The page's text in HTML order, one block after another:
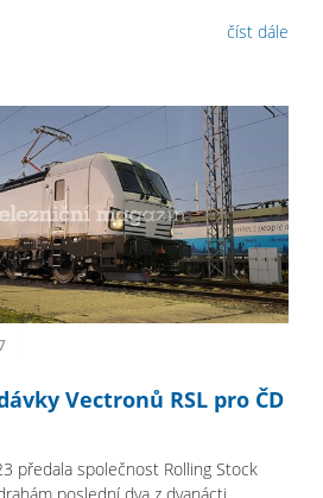
číst dále
Vectronů RSL pro ČD
předala společnost Rolling Stock
poslední dva z dvanácti